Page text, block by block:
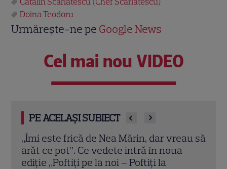
Doina Teodoru
Urmărește-ne pe Google News
Cel mai nou VIDEO
PE ACELAȘI SUBIECT
„Caracatița”, serialul care a făcut istorie
în România, revine la TV. Plus un film
inspirat dintr-un caz real incredibil